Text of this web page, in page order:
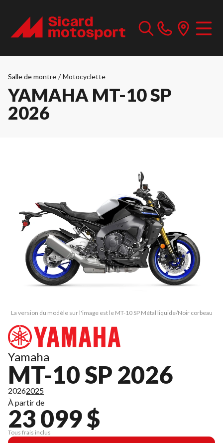
Salle de montre / Motocyclette
YAMAHA MT-10 SP
2026
La version du modèle sur l'image est le MT-10 SP Métal liquide/Noir corbeau
Yamaha
MT-10 SP 2026
20262025
À partir de
23 099 $
Tous frais inclus